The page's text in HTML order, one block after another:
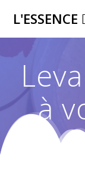
L'ESSENCE
à